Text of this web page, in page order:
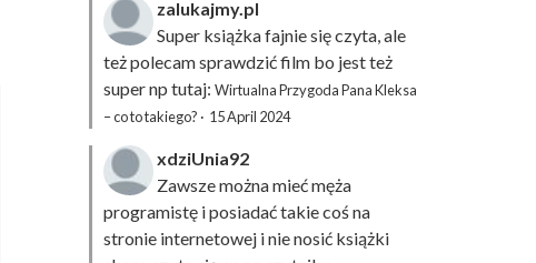
zalukajmy.pl
Super książka fajnie się czyta, ale
też polecam sprawdzić film bo jest też
super np tutaj: Wirtualna Przygoda Pana Kleksa
– co to takiego? · 15 April 2024
xdziUnia92
Zawsze można mieć męża
programistę i posiadać takie coś na
stronie internetowej i nie nosić książki